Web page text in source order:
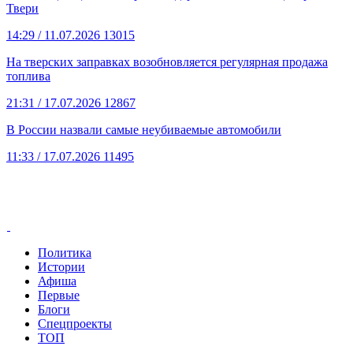
Твери
14:29 / 11.07.2026 13015
На тверских заправках возобновляется регулярная продажа
топлива
21:31 / 17.07.2026 12867
В России назвали самые неубиваемые автомобили
11:33 / 17.07.2026 11495
Политика
Истории
Афиша
Первые
Блоги
Спецпроекты
ТОП